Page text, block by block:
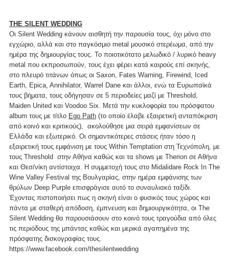
THE SILENT WEDDING
Οι Silent Wedding κάνουν αισθητή την παρουσία τους, όχι μόνο στο
εγχώριο, αλλά και στο παγκόσμιο metal μουσικό στερέωμα, από την
ημέρα της δημιουργίας τους. Το ποιοτικότατο μελωδικό / λυρικό heavy
metal που εκπροσωπούν, τους έχει φέρει κατά καιρούς επί σκηνής,
στο πλευρό τιτάνων όπως οι Saxon, Fates Warning, Firewind, Iced
Earth, Epica, Annihilator, Warrel Dane και άλλοι, ενώ τα Ευρωπαϊκά
τους βήματα, τους οδήγησαν σε 5 περιοδείες μαζί με Threshold,
Maiden United και Voodoo Six. Μετά την κυκλοφορία του πρόσφατου
album τους με τίτλο Ego Path (το οποίο έλαβε εξαιρετική ανταπόκριση
από κοινό και κριτικούς), ακολούθησε μια σειρά εμφανίσεων σε
Ελλάδα και εξωτερικό. Οι σημαντικότερες στάσεις ήταν τόσο η
εξαιρετική τους εμφάνιση με τους Within Temptation στη Τεχνόπολη, με
τους Threshold στην Αθήνα καθώς και τα shows με Therion σε Αθήνα
και Θεσ/νίκη αντίστοιχα. Η συμμετοχή τους στο Midalidare Rock In The
Wine Valley Festival της Βουλγαρίας, στην ημέρα εμφάνισης των
θρύλων Deep Purple επισφράγισε αυτό το συναυλιακό ταξίδι.
Έχοντας πιστοποιήσει πως η σκηνή είναι ο φυσικός τους χώρος και
πάντα με σταθερή απόδοση, έμπνευση και δημιουργικότητα, οι The
Silent Wedding θα παρουσιάσουν στο κοινό τους τραγούδια από όλες
τις περιόδους της μπάντας καθώς και μερικά αγαπημένα της
πρόσφατης δισκογραφίας τους.
https://www.facebook.com/thesilentwedding